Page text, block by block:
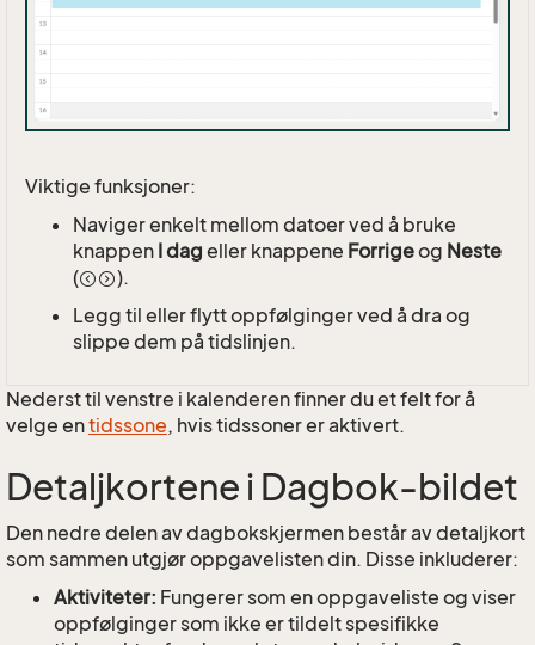
Viktige funksjoner:
Naviger enkelt mellom datoer ved å bruke
knappen I dag eller knappene Forrigeog Neste
(
).
Legg til eller flytt oppfølginger ved å dra og
slippe dem på tidslinjen.
Nederst til venstre i kalenderen finner du et felt for å
velge entidssone, hvis tidssoner er aktivert.
Detaljkortene i Dagbok-bildet
Den nedre delen av dagbokskjermen består av detaljkort
som sammen utgjør oppgavelisten din. Disse inkluderer:
Aktiviteter: Fungerer som en oppgaveliste og viser
oppfølginger som ikke er tildelt spesifikke